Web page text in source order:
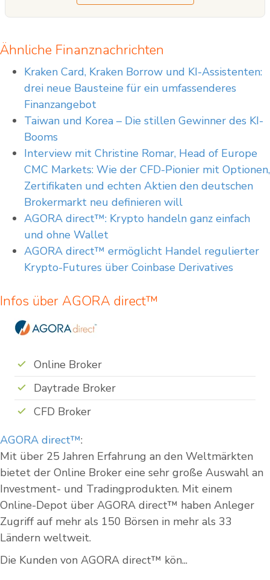
Ähnliche Finanznachrichten
Kraken Card, Kraken Borrow und KI-Assistenten:
drei neue Bausteine für ein umfassenderes
Finanzangebot
Taiwan und Korea – Die stillen Gewinner des KI-
Booms
Interview mit Christine Romar, Head of Europe
CMC Markets: Wie der CFD-Pionier mit Optionen,
Zertifikaten und echten Aktien den deutschen
Brokermarkt neu definieren will
AGORA direct™: Krypto handeln ganz einfach
und ohne Wallet
AGORA direct™ ermöglicht Handel regulierter
Krypto-Futures über Coinbase Derivatives
Infos über AGORA direct™
Online Broker
Daytrade Broker
CFD Broker
AGORA direct™:
Mit über 25 Jahren Erfahrung an den Weltmärkten
bietet der Online Broker eine sehr große Auswahl an
Investment- und Tradingprodukten. Mit einem
Online-Depot über AGORA direct™ haben Anleger
Zugriff auf mehr als 150 Börsen in mehr als 33
Ländern weltweit.
Die Kunden von AGORA direct™ kön...